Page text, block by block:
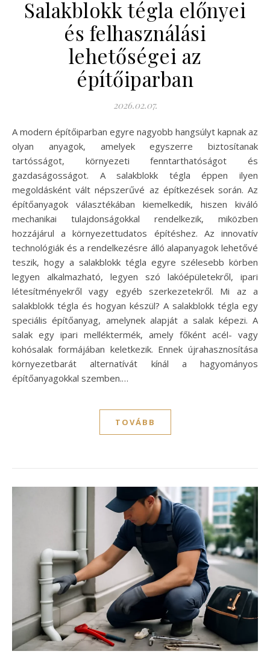
Salakblokk tégla előnyei
és felhasználási
lehetőségei az
építőiparban
2026.02.07.
A modern építőiparban egyre nagyobb hangsúlyt kapnak az
olyan anyagok, amelyek egyszerre biztosítanak
tartósságot, környezeti fenntarthatóságot és
gazdaságosságot. A salakblokk tégla éppen ilyen
megoldásként vált népszerűvé az építkezések során. Az
építőanyagok választékában kiemelkedik, hiszen kiváló
mechanikai tulajdonságokkal rendelkezik, miközben
hozzájárul a környezettudatos építéshez. Az innovatív
technológiák és a rendelkezésre álló alapanyagok lehetővé
teszik, hogy a salakblokk tégla egyre szélesebb körben
legyen alkalmazható, legyen szó lakóépületekről, ipari
létesítményekről vagy egyéb szerkezetekről. Mi az a
salakblokk tégla és hogyan készül? A salakblokk tégla egy
speciális építőanyag, amelynek alapját a salak képezi. A
salak egy ipari melléktermék, amely főként acél- vagy
kohósalak formájában keletkezik. Ennek újrahasznosítása
környezetbarát alternatívát kínál a hagyományos
építőanyagokkal szemben.…
TOVÁBB